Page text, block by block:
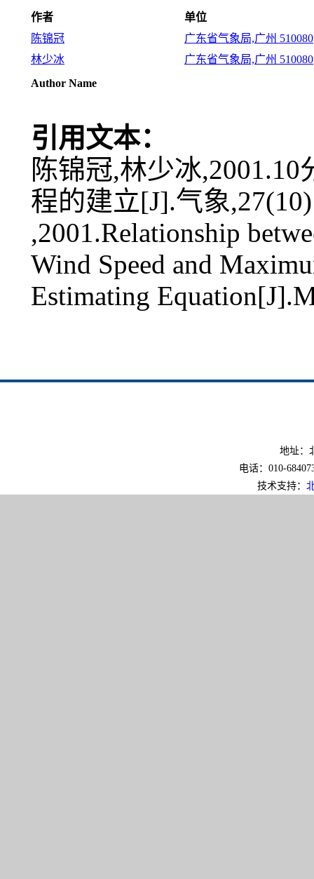
作者
单位
陈锦冠
广东省气象局,广州 510080
林少冰
广东省气象局,广州 510080
Author Name
引用文本：
陈锦冠,林少冰
程的建立[J].气象
,2001.Relationship
Wind Speed and
Estimating
地址：
电话：010-
技术支持：